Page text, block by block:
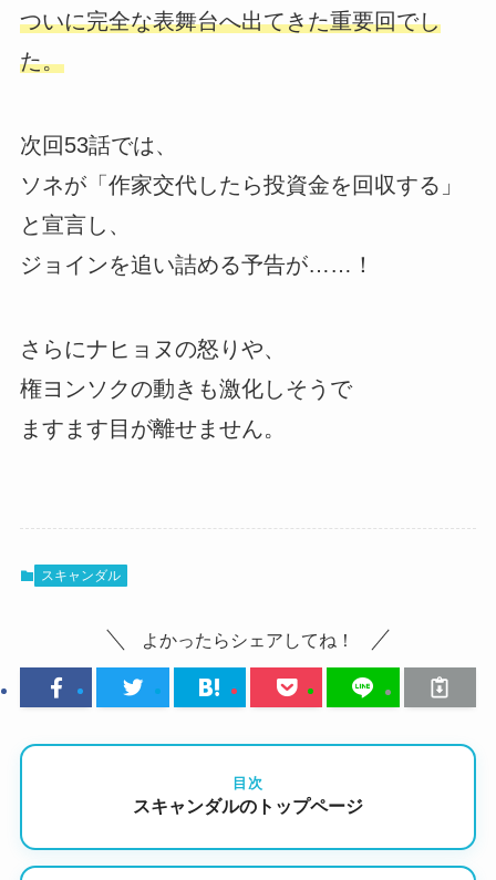
ついに完全な表舞台へ出てきた重要回でし
た。
次回53話では、
ソネが「作家交代したら投資金を回収する」
と宣言し、
ジョインを追い詰める予告が……！
さらにナヒョヌの怒りや、
権ヨンソクの動きも激化しそうで
ますます目が離せません。
スキャンダル
よかったらシェアしてね！
目次
スキャンダルのトップページ